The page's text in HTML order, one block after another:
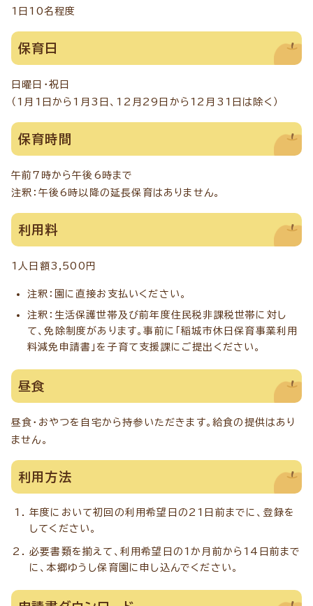
1日10名程度
保育日
日曜日・祝日
（1月1日から1月3日、12月29日から12月31日は除く）
保育時間
午前7時から午後6時まで
注釈：午後6時以降の延長保育はありません。
利用料
1人日額3,500円
注釈：園に直接お支払いください。
注釈：生活保護世帯及び前年度住民税非課税世帯に対し
て、免除制度があります。事前に「稲城市休日保育事業利用
料減免申請書」を子育て支援課にご提出ください。
昼食
昼食・おやつを自宅から持参いただきます。給食の提供はあり
ません。
利用方法
年度において初回の利用希望日の21日前までに、登録を
してください。
必要書類を揃えて、利用希望日の1か月前から14日前まで
に、本郷ゆうし保育園に申し込んでください。